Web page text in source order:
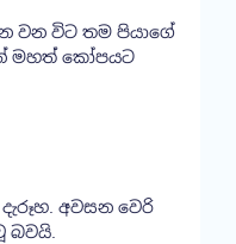
වන විට තම පියාගේ
මහත් කෝපයට
අවසන වෙරි
බවයි.